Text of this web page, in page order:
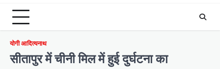
योगी आदित्यनाथ
सीतापुर में चीनी मिल में हुई दुर्घटना का